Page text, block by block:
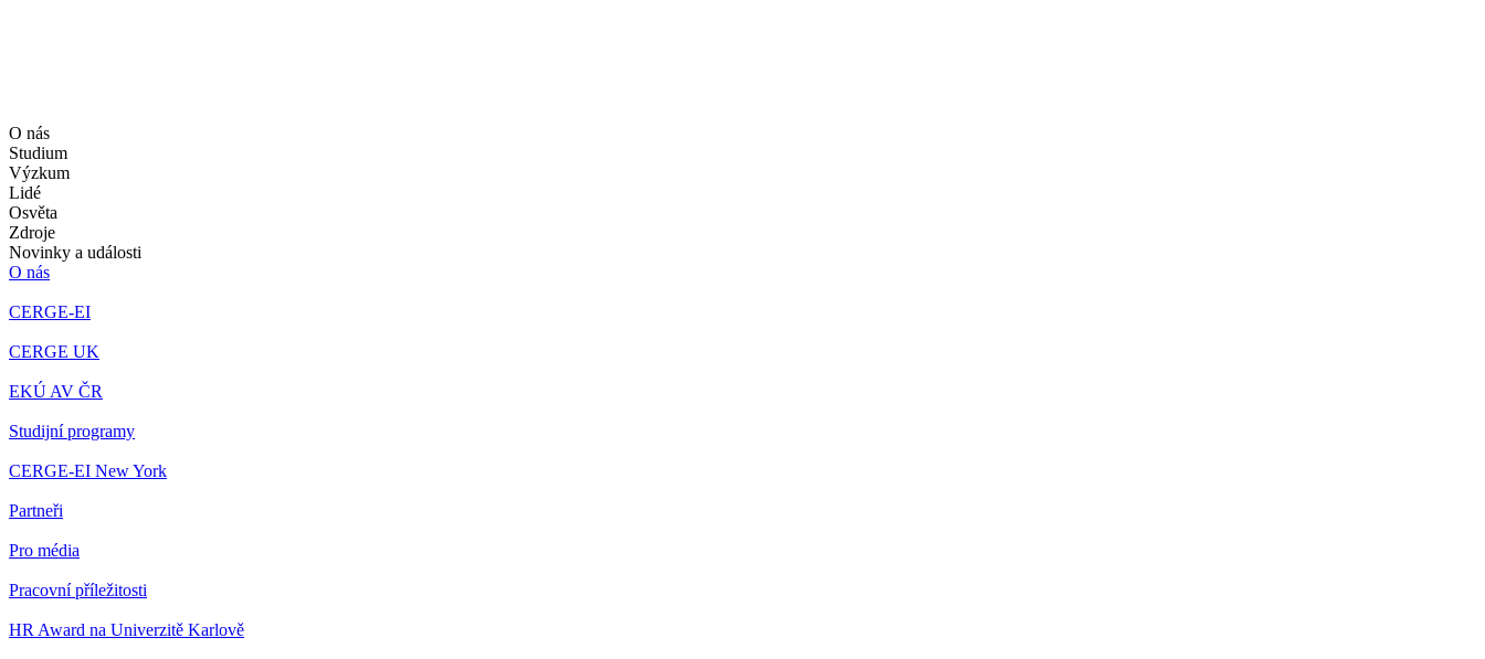
O nás
Studium
Výzkum
Lidé
Osvěta
Zdroje
Novinky a události
O nás
CERGE-EI
CERGE UK
EKÚ AV ČR
Studijní programy
CERGE-EI New York
Partneři
Pro média
Pracovní příležitosti
HR Award na Univerzitě Karlově